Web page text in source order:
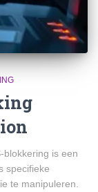
blokkering is een
specifieke
te manipuleren.